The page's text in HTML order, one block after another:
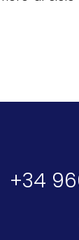
+34